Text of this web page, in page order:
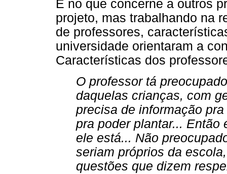
E no que concerne a outros
projeto, mas trabalhando na
de professores,
universidade orientaram a
Características dos
O professor tá
daquelas crianças, com
precisa de informação
pra poder plantar... Então
ele está... Não
seriam próprios da
questões que dizem